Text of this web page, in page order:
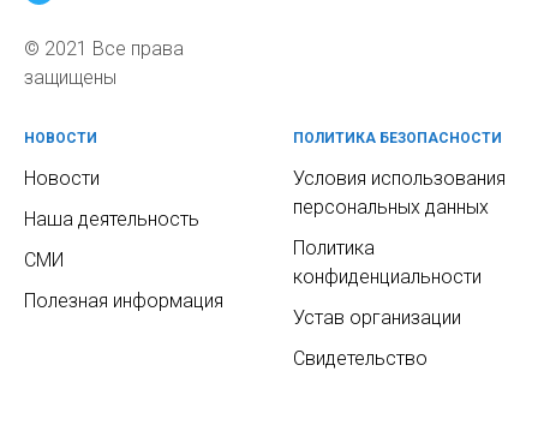
© 2021 Все права
защищены
НОВОСТИ
Новости
Наша деятельность
СМИ
Полезная информация
ПОЛИТИКА БЕЗОПАСНОСТИ
Условия использования
персональных данных
Политика
конфиденциальности
Устав организации
Свидетельство